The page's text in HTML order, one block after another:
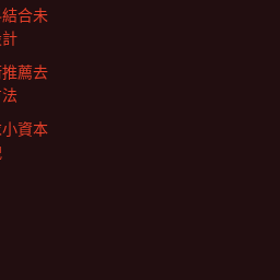
合未
薦去
資本